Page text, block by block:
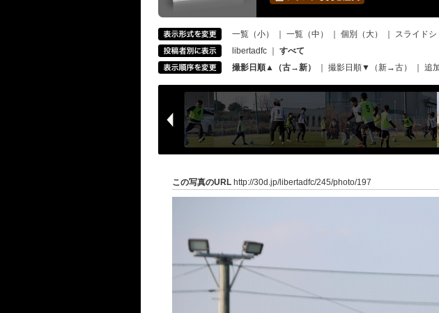
一覧（小） 一覧（中） 個別（大）
スライドシ
libertadfc
すべて
撮影日順▲（古→新）
撮影日順▼（新→古） 追
この写真のURL http://30d.jp/libertadfc/245/photo/197